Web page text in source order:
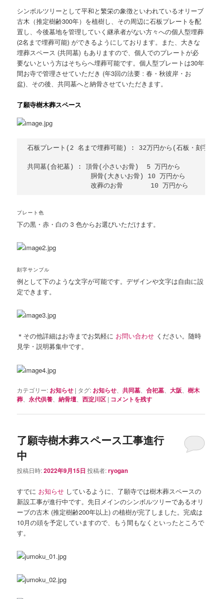
シンボルツリーとして平和と繁栄の象徴といわれているオリーブ
古木（推定樹齢300年）を植樹し、その周辺に石板プレートを配
置し、今後墓地を管理していく継承者がない方々への個人型埋葬
(2名まで埋葬可能) ができるようにしております。また、大きな
埋葬スペース (共同墓) もありますので、個人でのプレートが必
要ないという方はそちらへ埋葬可能です。個人型プレートは30年
間お寺で管理させていただき (年3回の法要 : 春・秋彼岸・お
盆)、その後、共同墓へと納骨させていただきます。
了願寺樹木葬スペース
石板プレート(2 名まで埋葬可能) : 32万円から(石板・刻字代
共同墓(合祀墓) : 頂骨(小さいお骨)  5 万円から
胴骨(大きいお骨)
プレート色
下の黒・赤・白の 3 色からお選びいただけます。
刻字サンプル
例として下のような文字が可能です。デザインや文字は自由に設
定できます。
＊その他詳細はお寺までお気軽に お問い合わせ ください。随時
見学・説明募集中です。
カテゴリー: お知らせ | タグ: お知らせ 、共同墓 、合祀墓 、大阪 、樹木
葬 、永代供養 、納骨壇 、西淀川区 | コメントを残す
了願寺樹木葬スペース工事進行
中
投稿日時:2022年9月15日 投稿者:ryogan
すでに お知らせ しているように、了願寺では樹木葬スペースの
新設工事が進行中です。先日メインのシンボルツリーであるオリ
ーブの古木 (推定樹齢200年以上) の植樹が完了しました。完成は
10月の頭を予定していますので、もう間もなくといったところで
す。